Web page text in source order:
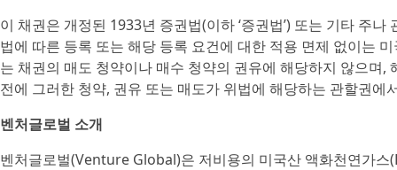
이 채권은 개정된 1933년 증권법(이하 ‘증권법’) 또는 기타 주
법에 따른 등록 또는 해당 등록 요건에 대한 적용 면제 없이는
는 채권의 매도 청약이나 매수 청약의 권유에 해당하지 않으며
전에 그러한 청약, 권유 또는 매도가 위법에 해당하는 관할권에
벤처글로벌 소개
벤처글로벌(Venture Global)은 저비용의 미국산 액화천연가스